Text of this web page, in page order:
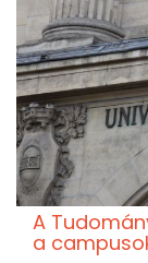
A
a